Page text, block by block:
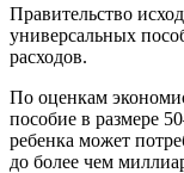
Правительство
универсальных
расходов.
По оценкам
пособие в размере
ребенка может
до более чем